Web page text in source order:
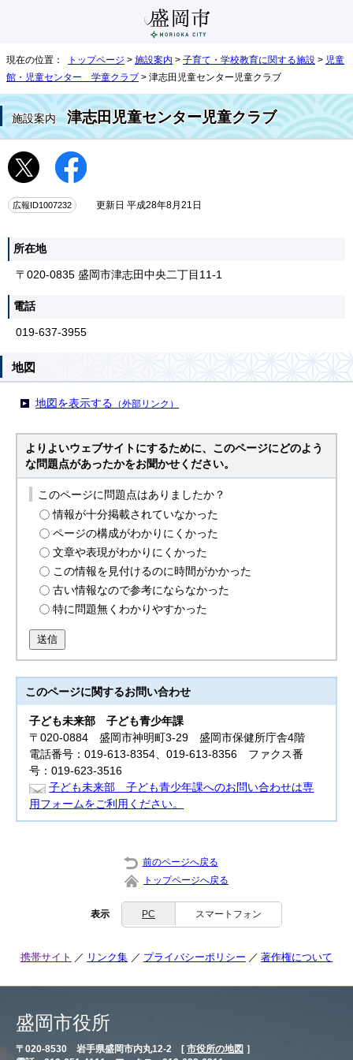
現在の位置： トップページ > 施設案内 > 子育て・学校教育に関する施設 > 児童
館・児童センター 学童クラブ > 津志田児童センター児童クラブ
施設案内津志田児童センター児童クラブ
広報ID1007232 更新日 平成28年8月21日
所在地
〒020-0835 盛岡市津志田中央二丁目11-1
電話
019-637-3955
地図
地図を表示する （外部リンク）
よりよいウェブサイトにするために、このページにどのよう
な問題点があったかをお聞かせください。
このページに問題点はありましたか？
情報が十分掲載されていなかった
ページの構成がわかりにくかった
文章や表現がわかりにくかった
この情報を見付けるのに時間がかかった
古い情報なので参考にならなかった
特に問題無くわかりやすかった
送信
このページに関するお問い合わせ
子ども未来部子ども青少年課
〒020-0884 盛岡市神明町3-29 盛岡市保健所庁舎4階
電話番号：019-613-8354、019-613-8356 ファクス番
号：019-623-3516
子ども未来部 子ども青少年課へのお問い合わせは専
用フォームをご利用ください。
前のページへ戻る
トップページへ戻る
表示 PC スマートフォン
携帯サイト リンク集 プライバシーポリシー 著作権について
盛岡市役所
〒020-8530 岩手県盛岡市内丸12-2 [ 市役所の地図 ］